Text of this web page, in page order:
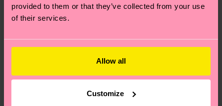
provided to them or that they’ve collected from your use
of their services.
Allow all
Customize